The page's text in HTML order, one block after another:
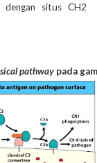
situs CH2
pathway pada